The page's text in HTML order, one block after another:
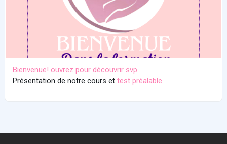
Bienvenue! ouvrez pour découvrir svp
Présentation de notre cours et test préalable